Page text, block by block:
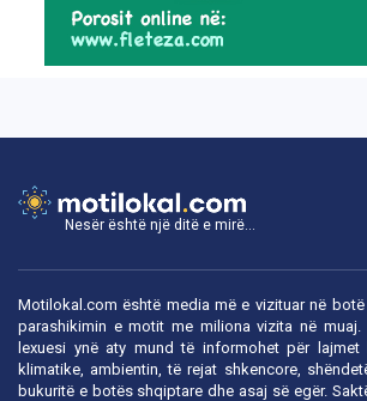
Nesër është një ditë e mirë...
Motilokal.com është media më e vizituar në
parashikimin e motit me miliona vizita në muaj.
lexuesi ynë aty mund të informohet për lajmet
klimatike, ambientin, të rejat shkencore,
bukuritë e botës shqiptare dhe asaj së egër.